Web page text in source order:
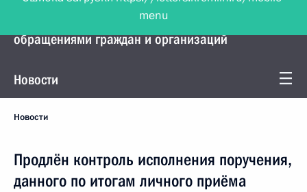
Управление Президента по работе с
обращениями граждан и организаций
Новости
Новости
Продлён контроль исполнения поручения,
данного по итогам личного приёма
menu